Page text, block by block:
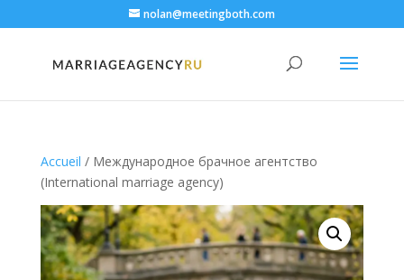
nolan@meetingboth.com
Accueil / Международное брачное агентство
(International marriage agency)